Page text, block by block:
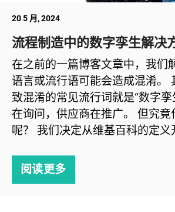
20 5 月, 2024
流程制造中的数字孪生解决
在之前的一篇博客文章中，我们
语言或流行语可能会造成混淆。
致混淆的常见流行词就是“数字孪
在询问，供应商在推广。 但究竟
呢？ 我们决定从维基百科的定义
阅读更多